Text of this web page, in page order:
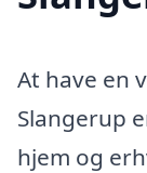
At have en
Slangerup
hjem og